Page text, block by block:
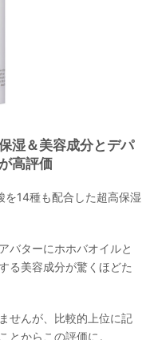
湿＆美容成分とデパ
高評価
14種も配合した超高保湿
バターにホホバオイルと
る美容成分が驚くほどた
せんが、比較的上位に記
とからこの評価に。